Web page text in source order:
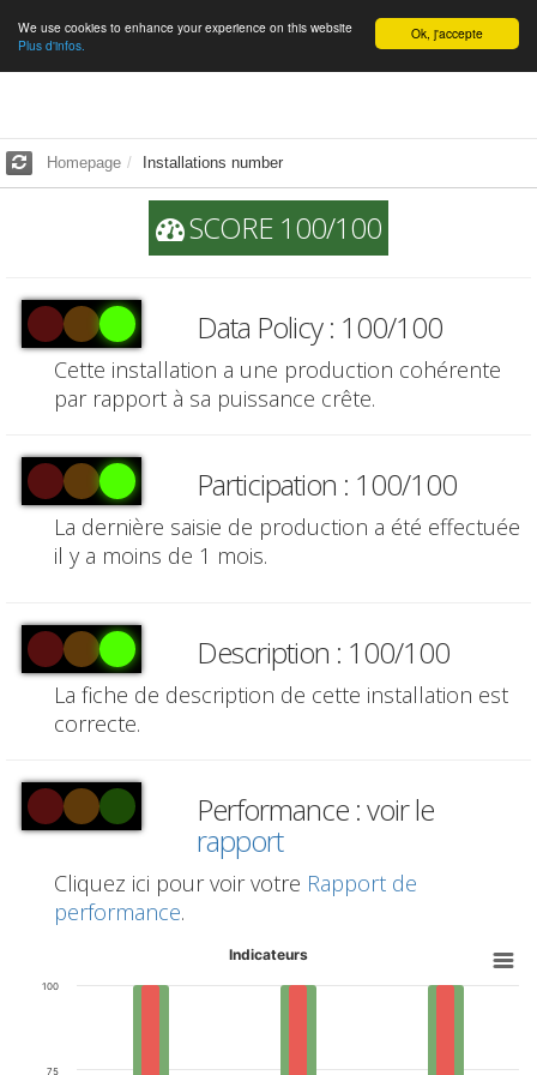
English Ok, j'accepte
We use cookies to enhance your experience on this website
Plus d'infos.
Homepage Installations number
SCORE 100/100
Data Policy : 100/100
Cette installation a une production cohérente
par rapport à sa puissance crête.
Participation : 100/100
La dernière saisie de production a été effectuée
il y a moins de 1 mois.
Description : 100/100
La fiche de description de cette installation est
correcte.
Performance : voir le
rapport
Cliquez ici pour voir votre Rapport de
performance.
Indicateurs
75
100